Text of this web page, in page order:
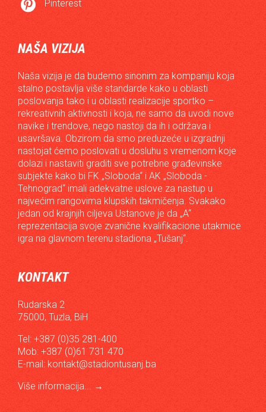
 Pinterest
NAŠA VIZIJA
Naša vizija je da budemo sinonim za kompaniju koja
stalno postavlja više standarde kako u oblasti
poslovanja tako i u oblasti realizacije sportko –
rekreativnih aktivnosti i koja, ne samo da uvodi nove
navike i trendove, nego nastoji da ih i održava i
usavršava. Obzirom da smo preduzeće u izgradnji
nastojat ćemo poslovati u dosluhu s vremenom koje
dolazi i nastaviti graditi sve potrebne građevinske
subjekte kako bi FK „Sloboda“ i AK „Sloboda -
Tehnograd“ imali adekvatne uslove za nastup u
najvećim rangovima klupskih takmičenja. Svakako
jedan od krajnjih ciljeva Ustanove je da „A“
reprezentacija svoje zvanične kvalifikacione utakmice
igra na glavnom terenu stadiona „Tušanj“.
KONTAKT
Rudarska 2
75000, Tuzla, BiH
Tel: +387 (0)35 281-400
Mob: +387 (0)61 731 470
E-mail: kontakt@stadiontusanj.ba
Više informacija... →